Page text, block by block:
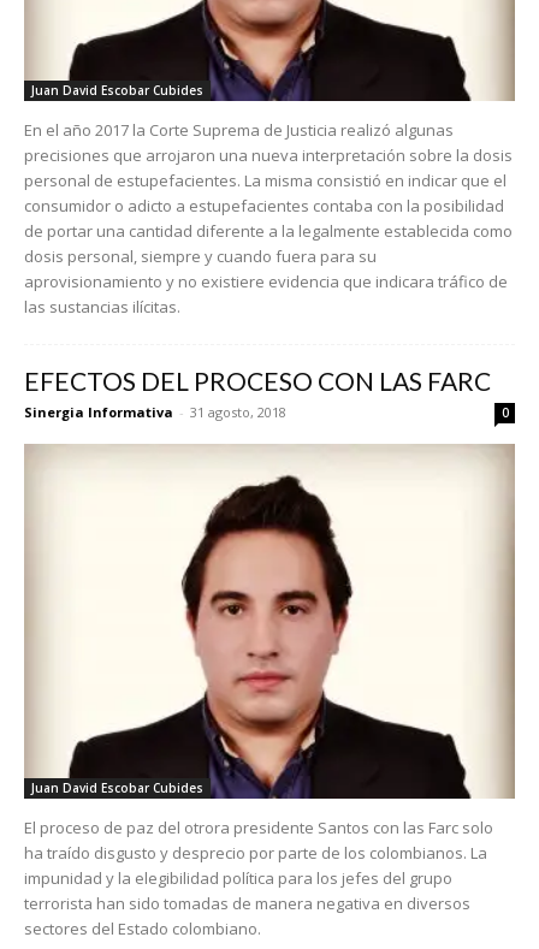
Juan David Escobar Cubides
En el año 2017 la Corte Suprema de Justicia realizó algunas
precisiones que arrojaron una nueva interpretación sobre la dosis
personal de estupefacientes. La misma consistió en indicar que el
consumidor o adicto a estupefacientes contaba con la posibilidad
de portar una cantidad diferente a la legalmente establecida como
dosis personal, siempre y cuando fuera para su
aprovisionamiento y no existiere evidencia que indicara tráfico de
las sustancias ilícitas.
EFECTOS DEL PROCESO CON LAS FARC
Sinergia Informativa - 31 agosto, 2018 0
Juan David Escobar Cubides
El proceso de paz del otrora presidente Santos con las Farc solo
ha traído disgusto y desprecio por parte de los colombianos. La
impunidad y la elegibilidad política para los jefes del grupo
terrorista han sido tomadas de manera negativa en diversos
sectores del Estado colombiano.